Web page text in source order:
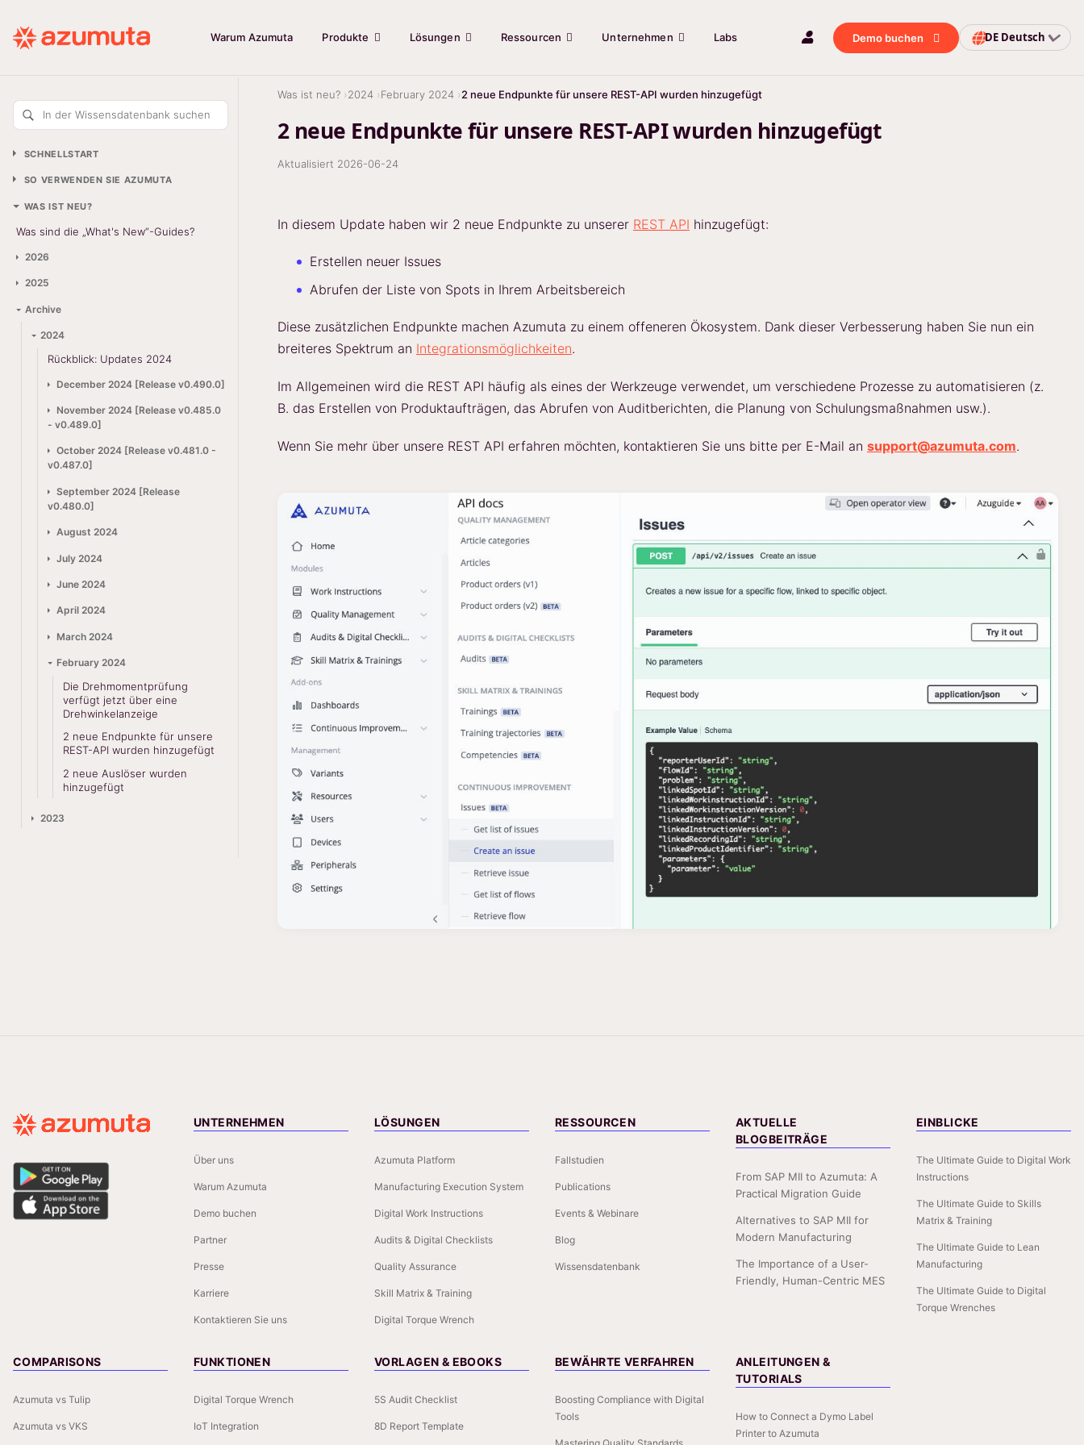
Warum Azumuta Produkte Lösungen Ressourcen Unternehmen Labs Demo buchen DE Deutsch
In der Wissensdatenbank suchen
SCHNELLSTART
SO VERWENDEN SIE AZUMUTA
WAS IST NEU?
Was sind die „What's New“-Guides?
2026
2025
Archive
2024
Rückblick: Updates 2024
December 2024 [Release v0.490.0]
November 2024 [Release v0.485.0
- v0.489.0]
October 2024 [Release v0.481.0 -
v0.487.0]
September 2024 [Release
v0.480.0]
August 2024
July 2024
June 2024
April 2024
March 2024
February 2024
Die Drehmomentprüfung
verfügt jetzt über eine
Drehwinkelanzeige
2 neue Endpunkte für unsere
REST-API wurden hinzugefügt
2 neue Auslöser wurden
hinzugefügt
2023
Was ist neu? 2024 February 2024 2 neue Endpunkte für unsere REST-API wurden hinzugefügt
2 neue Endpunkte für unsere REST-API wurden hinzugefügt
Aktualisiert 2026-06-24
In diesem Update haben wir 2 neue Endpunkte zu unserer REST API hinzugefügt:
Erstellen neuer Issues
Abrufen der Liste von Spots in Ihrem Arbeitsbereich
Diese zusätzlichen Endpunkte machen Azumuta zu einem offeneren Ökosystem. Dank dieser Verbesserung haben Sie nun ein
breiteres Spektrum an Integrationsmöglichkeiten.
Im Allgemeinen wird die REST API häufig als eines der Werkzeuge verwendet, um verschiedene Prozesse zu automatisieren (z.
B. das Erstellen von Produktaufträgen, das Abrufen von Auditberichten, die Planung von Schulungsmaßnahmen usw.).
Wenn Sie mehr über unsere REST API erfahren möchten, kontaktieren Sie uns bitte per E-Mail an support@azumuta.com.
UNTERNEHMEN
Über uns
Warum Azumuta
Demo buchen
Partner
Presse
Karriere
Kontaktieren Sie uns
LÖSUNGEN
Azumuta Platform
Manufacturing Execution System
Digital Work Instructions
Audits & Digital Checklists
Quality Assurance
Skill Matrix & Training
Digital Torque Wrench
RESSOURCEN
Fallstudien
Publications
Events & Webinare
Blog
Wissensdatenbank
AKTUELLE
BLOGBEITRÄGE
From SAP MII to Azumuta: A
Practical Migration Guide
Alternatives to SAP MII for
Modern Manufacturing
The Importance of a User-
Friendly, Human-Centric MES
EINBLICKE
The Ultimate Guide to Digital Work
Instructions
The Ultimate Guide to Skills
Matrix & Training
The Ultimate Guide to Lean
Manufacturing
The Ultimate Guide to Digital
Torque Wrenches
COMPARISONS
Azumuta vs Tulip
Azumuta vs VKS
FUNKTIONEN
Digital Torque Wrench
IoT Integration
VORLAGEN & EBOOKS
5S Audit Checklist
8D Report Template
BEWÄHRTE VERFAHREN
Boosting Compliance with Digital
Tools
ANLEITUNGEN &
TUTORIALS
How to Connect a Dymo Label
Printer to Azumuta